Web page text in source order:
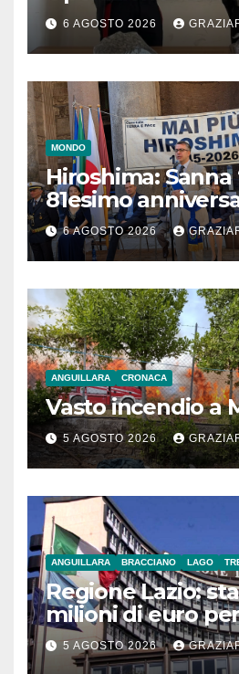
6 AGOSTO 2026
MONDO
Hiroshima: Sanna
81esimo
monito per tutti”
6 AGOSTO 2026
ANGUILLARA CRONACA
Vasto incendio a
5 AGOSTO 2026
ANGUILLARA BRACCIANO LAGO
Regione Lazio:
milioni di euro
Comuni
Meridionale
5 AGOSTO 2026